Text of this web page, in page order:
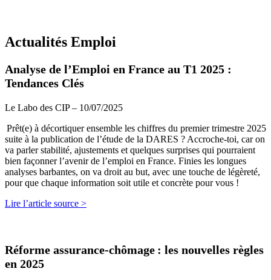
Actualités Emploi
Analyse de l’Emploi en France au T1 2025 :
Tendances Clés
Le Labo des CIP – 10/07/2025
Prêt(e) à décortiquer ensemble les chiffres du premier trimestre 2025
suite à la publication de l’étude de la DARES ? Accroche-toi, car on
va parler stabilité, ajustements et quelques surprises qui pourraient
bien façonner l’avenir de l’emploi en France. Finies les longues
analyses barbantes, on va droit au but, avec une touche de légèreté,
pour que chaque information soit utile et concrète pour vous !
Lire l’article source >
Réforme assurance‑chômage : les nouvelles règles
en 2025